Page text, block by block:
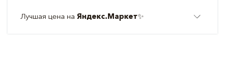
Лучшая цена на Яндекс.Маркет✨